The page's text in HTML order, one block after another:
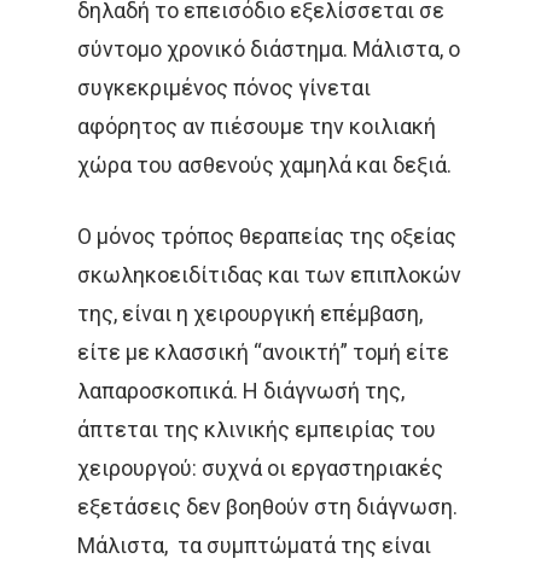
δηλαδή το επεισόδιο εξελίσσεται σε
σύντομο χρονικό διάστημα. Μάλιστα, ο
συγκεκριμένος πόνος γίνεται
αφόρητος αν πιέσουμε την κοιλιακή
χώρα του ασθενούς χαμηλά και δεξιά.
Ο μόνος τρόπος θεραπείας της οξείας
σκωληκοειδίτιδας και των επιπλοκών
της, είναι η χειρουργική επέμβαση,
είτε με κλασσική “ανοικτή” τομή είτε
λαπαροσκοπικά. Η διάγνωσή της,
άπτεται της κλινικής εμπειρίας του
χειρουργού: συχνά οι εργαστηριακές
εξετάσεις δεν βοηθούν στη διάγνωση.
Μάλιστα, τα συμπτώματά της είναι
ΑΚΤΙΝΟΘΕΡΑΠΕΊΑ
ΑΝΟΣΟΘΕΡΑΠΕΊΑ
ΑΠΟΘΕΡΑΠΕΥΜΈΝΟΙ
ΑΣΘΕΝΕΊΣ
ΔΙΆΓΝΩΣΗ
ΘΕΡΑΠΕΊΑ
ΚΑΡΚΊΝΟΣ ΤΟΥ
ΚΑΡΚΊΝΟΣ ΤΟΥ ΠΑΧΈΟΣ